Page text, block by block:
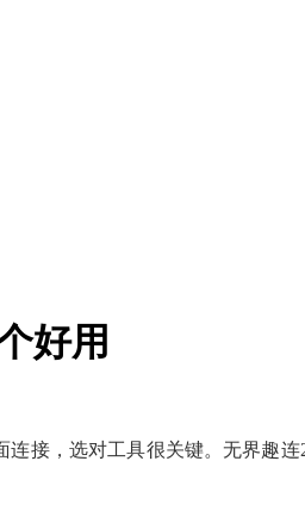
好用
接，选对工具很关键。无界趣